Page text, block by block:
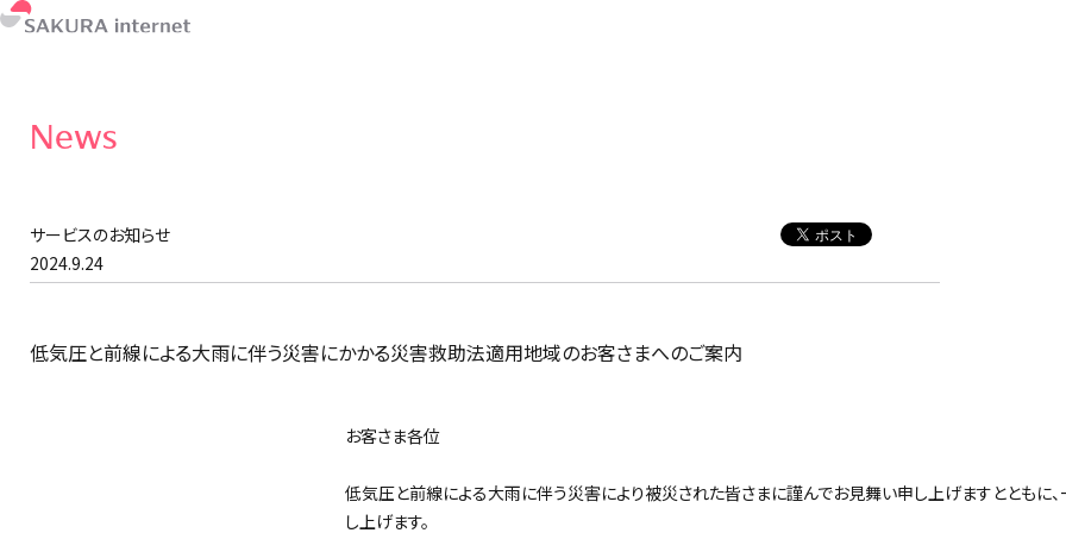
News
サービスのお知らせ
2024.9.24
低気圧と前線による大雨に伴う災害にかかる災害救助法適用地域のお客さまへのご案内
お客さま各位
低気圧と前線による大雨に伴う災害により被災された皆さまに謹んでお見舞い申し上げますとともに
し上げます。